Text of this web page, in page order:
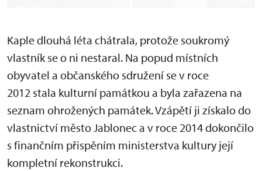
Kaple dlouhá léta chátrala, protože soukromý
vlastník se o ni nestaral. Na popud místních
obyvatel a občanského sdružení se v roce
2012 stala kulturní památkou a byla zařazena na
seznam ohrožených památek. Vzápětí ji získalo do
vlastnictví město Jablonec a v roce 2014 dokončilo
s finančním přispěním ministerstva kultury její
kompletní rekonstrukci.